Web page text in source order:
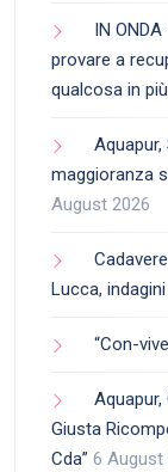
IN
provare a
qualcosa in
Aquapur,
maggioranza
August 2026
Lucca,
“Con-
Aquapur,
Giusta
Cda” 6 August